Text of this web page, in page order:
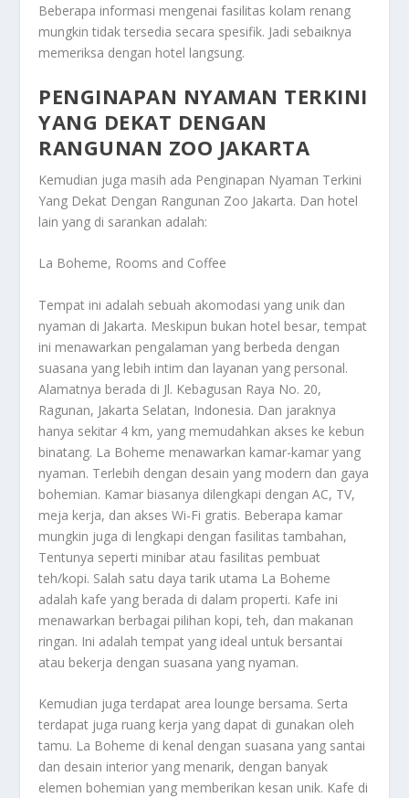
Beberapa informasi mengenai fasilitas kolam renang
mungkin tidak tersedia secara spesifik. Jadi sebaiknya
memeriksa dengan hotel langsung.
PENGINAPAN NYAMAN TERKINI
YANG DEKAT DENGAN
RANGUNAN ZOO JAKARTA
Kemudian juga masih ada Penginapan Nyaman Terkini
Yang Dekat Dengan Rangunan Zoo Jakarta. Dan hotel
lain yang di sarankan adalah:
La Boheme, Rooms and Coffee
Tempat ini adalah sebuah akomodasi yang unik dan
nyaman di Jakarta. Meskipun bukan hotel besar, tempat
ini menawarkan pengalaman yang berbeda dengan
suasana yang lebih intim dan layanan yang personal.
Alamatnya berada di Jl. Kebagusan Raya No. 20,
Ragunan, Jakarta Selatan, Indonesia. Dan jaraknya
hanya sekitar 4 km, yang memudahkan akses ke kebun
binatang. La Boheme menawarkan kamar-kamar yang
nyaman. Terlebih dengan desain yang modern dan gaya
bohemian. Kamar biasanya dilengkapi dengan AC, TV,
meja kerja, dan akses Wi-Fi gratis. Beberapa kamar
mungkin juga di lengkapi dengan fasilitas tambahan,
Tentunya seperti minibar atau fasilitas pembuat
teh/kopi. Salah satu daya tarik utama La Boheme
adalah kafe yang berada di dalam properti. Kafe ini
menawarkan berbagai pilihan kopi, teh, dan makanan
ringan. Ini adalah tempat yang ideal untuk bersantai
atau bekerja dengan suasana yang nyaman.
Kemudian juga terdapat area lounge bersama. Serta
terdapat juga ruang kerja yang dapat di gunakan oleh
tamu. La Boheme di kenal dengan suasana yang santai
dan desain interior yang menarik, dengan banyak
elemen bohemian yang memberikan kesan unik. Kafe di